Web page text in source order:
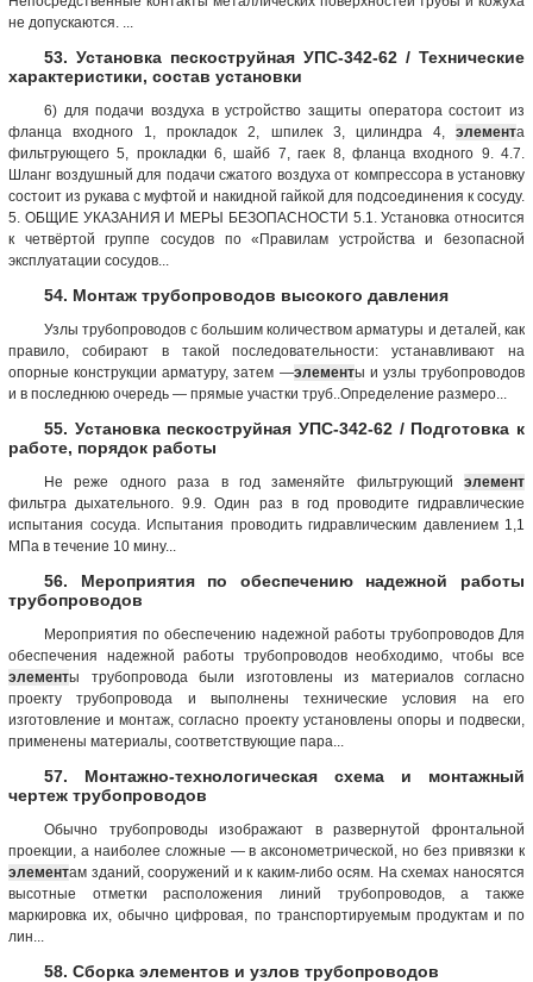
не допускаются. ...
53. Установка пескоструйная УПС-342-62 / Технические
характеристики, состав установки
6) для подачи воздуха в устройство защиты оператора состоит из
фланца входного 1, прокладок 2, шпилек 3, цилиндра 4, элемента
фильтрующего 5, прокладки 6, шайб 7, гаек 8, фланца входного 9. 4.7.
Шланг воздушный для подачи сжатого воздуха от компрессора в установку
состоит из рукава с муфтой и накидной гайкой для подсоединения к сосуду.
5. ОБЩИЕ УКАЗАНИЯ И МЕРЫ БЕЗОПАСНОСТИ 5.1. Установка относится
к четвёртой группе сосудов по «Правилам устройства и безопасной
эксплуатации сосудов...
54. Монтаж трубопроводов высокого давления
Узлы трубопроводов с большим количеством арматуры и деталей, как
правило, собирают в такой последовательности: устанавливают на
опорные конструкции арматуру, затем —элементы и узлы трубопроводов
и в последнюю очередь — прямые участки труб..Определение размеро...
55. Установка пескоструйная УПС-342-62 / Подготовка к
работе, порядок работы
Не реже одного раза в год заменяйте фильтрующий элемент
фильтра дыхательного. 9.9. Один раз в год проводите гидравлические
испытания сосуда. Испытания проводить гидравлическим давлением 1,1
МПа в течение 10 мину...
56. Мероприятия по обеспечению надежной работы
трубопроводов
Мероприятия по обеспечению надежной работы трубопроводов Для
обеспечения надежной работы трубопроводов необходимо, чтобы все
элементы трубопровода были изготовлены из материалов согласно
проекту трубопровода и выполнены технические условия на его
изготовление и монтаж, согласно проекту установлены опоры и подвески,
применены материалы, соответствующие пара...
57. Монтажно-технологическая схема и монтажный
чертеж трубопроводов
Обычно трубопроводы изображают в развернутой фронтальной
проекции, а наиболее сложные — в аксонометрической, но без привязки к
элементам зданий, сооружений и к каким-либо осям. На схемах наносятся
высотные отметки расположения линий трубопроводов, а также
маркировка их, обычно цифровая, по транспортируемым продуктам и по
лин...
58. Сборка элементов и узлов трубопроводов